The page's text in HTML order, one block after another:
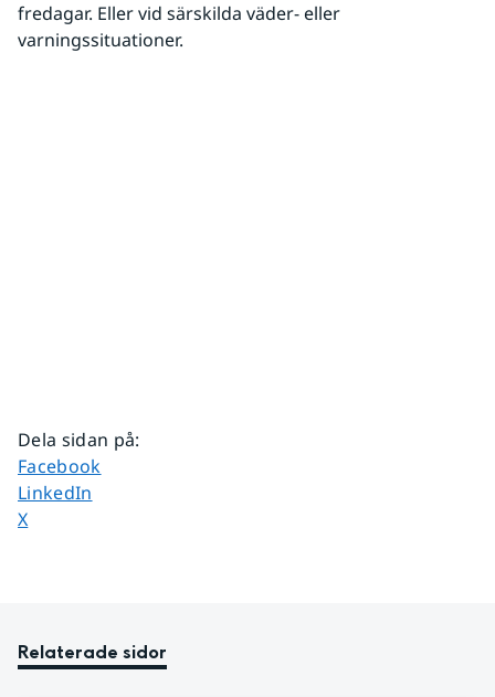
fredagar. Eller vid särskilda väder- eller
varningssituationer.
Dela sidan på:
Dela sidan på
Facebook
Dela sidan på
LinkedIn
Dela sidan på
X
Relaterade sidor